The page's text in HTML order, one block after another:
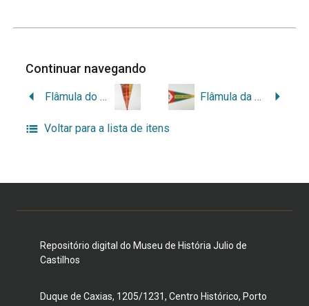
Continuar navegando
Flâmula do Cinquentenário do MJC Flâmula da 2ª Divisão de Infantaria
Voltar para a lista de itens
Repositório digital do Museu de História Julio de
Castilhos
Duque de Caxias, 1205/1231, Centro Histórico, Porto